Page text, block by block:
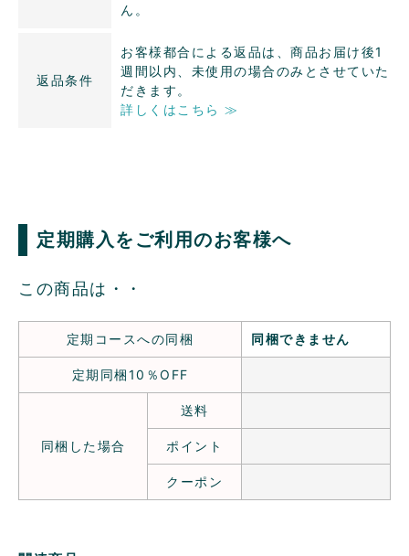
ん。
返品条件
お客様都合による返品は、商品お届け後1
週間以内、未使用の場合のみとさせていた
だきます。
詳しくはこちら ≫
定期購入をご利用のお客様へ
この商品は・・
定期コースへの同梱 同梱できません
定期同梱10％OFF
同梱した場合
送料
ポイント
クーポン